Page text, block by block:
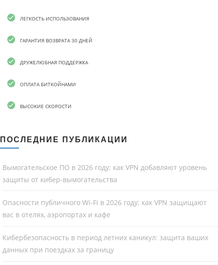
ЛЕГКОСТЬ ИСПОЛЬЗОВАНИЯ
ГАРАНТИЯ ВОЗВРАТА 30 ДНЕЙ
ДРУЖЕЛЮБНАЯ ПОДДЕРЖКА
ОПЛАТА БИТКОЙНАМИ
ВЫСОКИЕ СКОРОСТИ
ПОСЛЕДНИЕ ПУБЛИКАЦИИ
Вымогательское ПО в 2026 году: как VPN добавляют уровень
защиты от кибер-вымогательства
Опасности публичного Wi-Fi в 2026 году: как VPN защищают
вас в отелях, аэропортах и кафе
Кибербезопасность в период летних каникул: защита ваших
данных при поездках за границу